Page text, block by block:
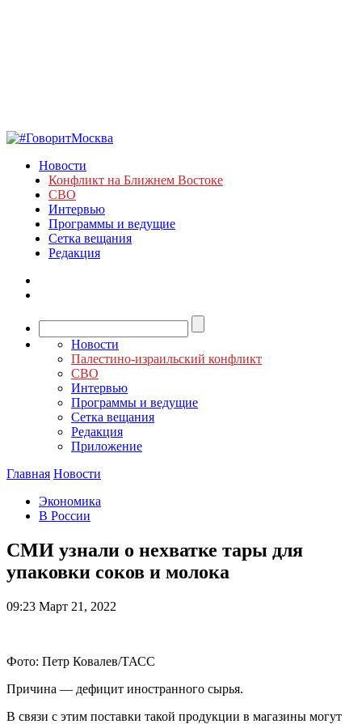
Новости
Конфликт на Ближнем Востоке
СВО
Интервью
Программы и ведущие
Сетка вещания
Редакция
Новости
Палестино-израильский конфликт
СВО
Интервью
Программы и ведущие
Сетка вещания
Редакция
Приложение
Главная Новости
Экономика
В России
СМИ узнали о нехватке тары для
упаковки соков и молока
09:23 Март 21, 2022
Фото: Петр Ковалев/ТАСС
Причина — дефицит иностранного сырья.
В связи с этим поставки такой продукции в магазины могут